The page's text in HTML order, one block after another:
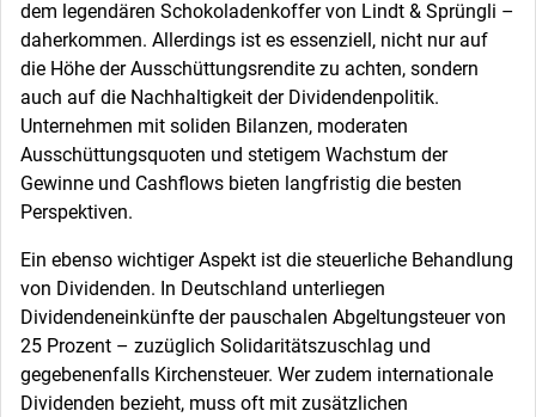
dem legendären Schokoladenkoffer von Lindt & Sprüngli –
daherkommen. Allerdings ist es essenziell, nicht nur auf
die Höhe der Ausschüttungsrendite zu achten, sondern
auch auf die Nachhaltigkeit der Dividendenpolitik.
Unternehmen mit soliden Bilanzen, moderaten
Ausschüttungsquoten und stetigem Wachstum der
Gewinne und Cashflows bieten langfristig die besten
Perspektiven.
Ein ebenso wichtiger Aspekt ist die steuerliche Behandlung
von Dividenden. In Deutschland unterliegen
Dividendeneinkünfte der pauschalen Abgeltungsteuer von
25 Prozent – zuzüglich Solidaritätszuschlag und
gegebenenfalls Kirchensteuer. Wer zudem internationale
Dividenden bezieht, muss oft mit zusätzlichen